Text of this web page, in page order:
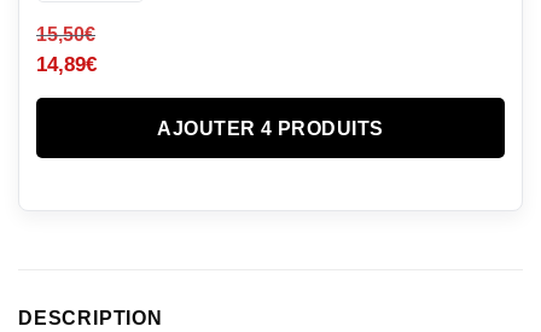
15,50€
14,89€
AJOUTER 4 PRODUITS
DESCRIPTION